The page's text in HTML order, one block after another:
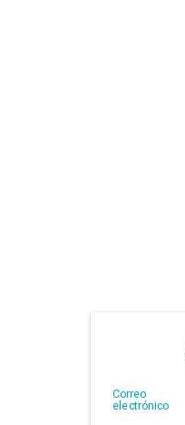
Correo
electrónico